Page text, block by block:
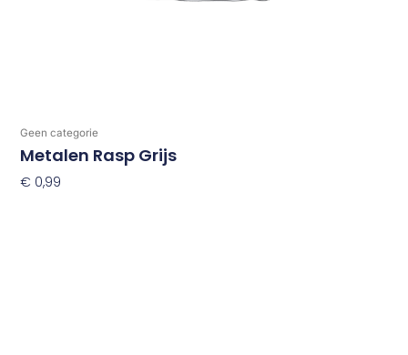
Geen categorie
Metalen Rasp Grijs
€ 0,99